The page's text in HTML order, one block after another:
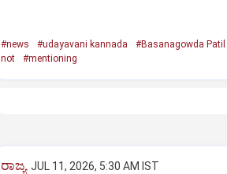
#news #udayavani kannada #Basanagowda Patil
not
#mentioning
ರಾಜ್ಯ JUL 11, 2026, 5:30 AM IST